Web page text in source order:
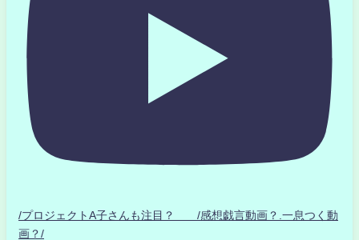
/プロジェクトA子さんも注目？ /感想戯言動画？.一息つく動
画？/